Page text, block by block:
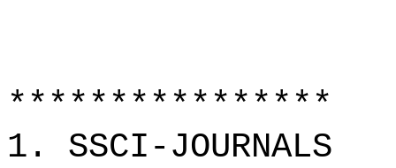
****************
1. SSCI-JOURNALS